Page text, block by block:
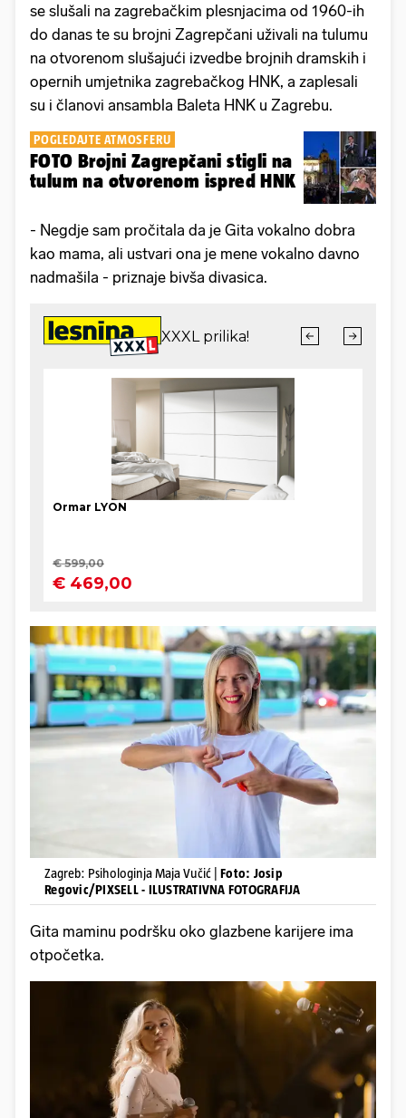
se slušali na zagrebačkim plesnjacima od 1960-ih
do danas te su brojni Zagrepčani uživali na tulumu
na otvorenom slušajući izvedbe brojnih dramskih i
opernih umjetnika zagrebačkog HNK, a zaplesali
su i članovi ansambla Baleta HNK u Zagrebu.
POGLEDAJTE ATMOSFERU
FOTO Brojni Zagrepčani stigli na
tulum na otvorenom ispred HNK
- Negdje sam pročitala da je Gita vokalno dobra
kao mama, ali ustvari ona je mene vokalno davno
nadmašila - priznaje bivša divasica.
Zagreb: Psihologinja Maja Vučić | Foto: Josip
Regovic/PIXSELL - ILUSTRATIVNA FOTOGRAFIJA
Gita maminu podršku oko glazbene karijere ima
otpočetka.